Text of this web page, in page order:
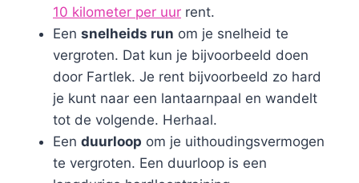
10 kilometer per uur rent.
Een snelheids run om je snelheid te
vergroten. Dat kun je bijvoorbeeld doen
door Fartlek. Je rent bijvoorbeeld zo hard
je kunt naar een lantaarnpaal en wandelt
tot de volgende. Herhaal.
Een duurloop om je uithoudingsvermogen
te vergroten. Een duurloop is een